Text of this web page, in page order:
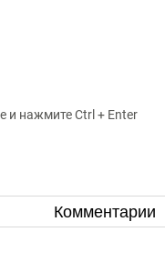
и нажмите Ctrl + Enter
Комментарии